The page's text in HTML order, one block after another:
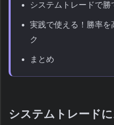
システムトレードで
実践で使える！勝率を
ク
まとめ
システムトレード